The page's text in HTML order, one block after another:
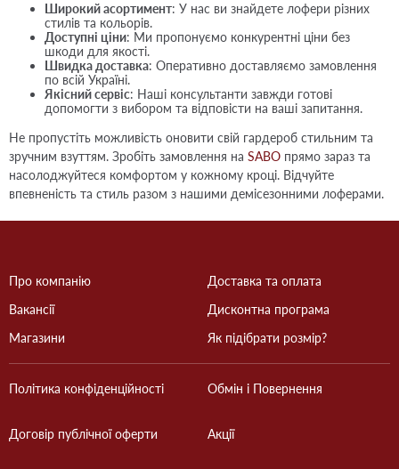
Широкий асортимент: У нас ви знайдете лофери різних
стилів та кольорів.
Доступні ціни: Ми пропонуємо конкурентні ціни без
шкоди для якості.
Швидка доставка: Оперативно доставляємо замовлення
по всій Україні.
Якісний сервіс: Наші консультанти завжди готові
допомогти з вибором та відповісти на ваші запитання.
Не пропустіть можливість оновити свій гардероб стильним та
зручним взуттям. Зробіть замовлення на SABO прямо зараз та
насолоджуйтеся комфортом у кожному кроці. Відчуйте
впевненість та стиль разом з нашими демісезонними лоферами.
Про компанію
Вакансії
Магазини
Доставка та оплата
Дисконтна програма
Як підібрати розмір?
Політика конфіденційності
Договір публічної оферти
Обмін і Повернення
Акції